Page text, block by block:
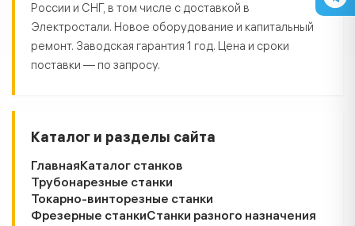
России и СНГ, в том числе с доставкой в
Электростали. Новое оборудование и капитальный
ремонт. Заводская гарантия 1 год. Цена и сроки
поставки — по запросу.
Каталог и разделы сайта
ГлавнаяКаталог станков
Трубонарезные станки
Токарно-винторезные станки
Фрезерные станкиСтанки разного назначения